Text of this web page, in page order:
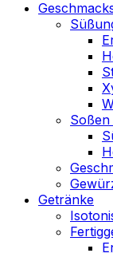
Getränke